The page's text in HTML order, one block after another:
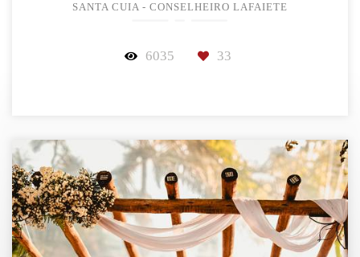
SANTA CUIA - CONSELHEIRO LAFAIETE
6035 33